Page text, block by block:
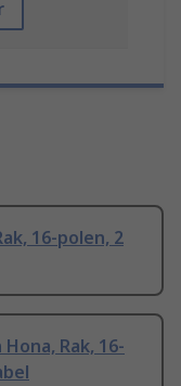
16-polen, 2
Rak, 16-